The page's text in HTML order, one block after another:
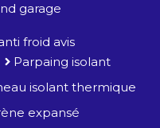
garage
froid avis
Parpaing isolant
isolant thermique
expansé